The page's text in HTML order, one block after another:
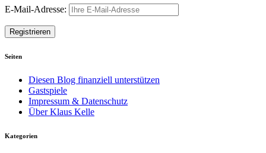
E-Mail-Adresse:
Seiten
Diesen Blog finanziell unterstützen
Gastspiele
Impressum & Datenschutz
Über Klaus Kelle
Kategorien